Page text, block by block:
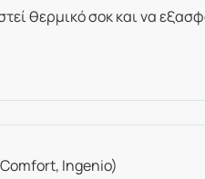
θερμικό σοκ και να
Ingenio)